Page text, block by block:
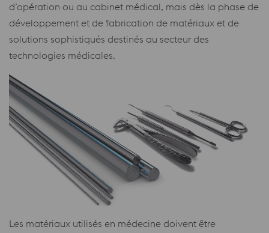
d’opération ou au cabinet médical, mais dès la phase de
développement et de fabrication de matériaux et de
solutions sophistiqués destinés au secteur des
technologies médicales.
Les matériaux utilisés en médecine doivent être